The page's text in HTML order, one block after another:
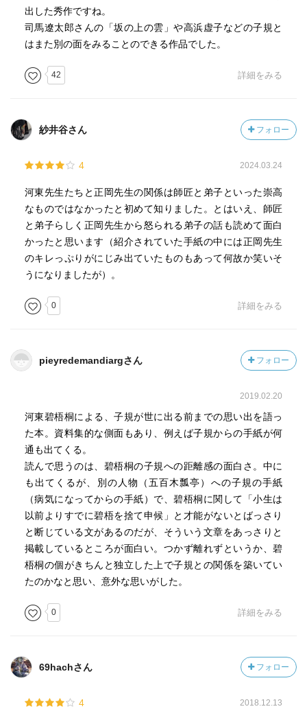
出した秀作ですね。
司馬遼太郎さんの「坂の上の雲」や高浜虚子などの子規と
はまた別の面をみることのできる作品でした。
42 詳細をみる
紗井谷さん フォロー
4 2024.03.24
河東先生たちと正岡先生の関係は師匠と弟子といった崇高
なものではなかったと初めて知りました。とはいえ、師匠
と弟子らしく正岡先生から怒られる弟子の話も読めて面白
かったと思います（紹介されていた手紙の中には正岡先生
のキレっぷりがにじみ出ていたものもあって何故か笑いそ
うになりましたが）。
0 詳細をみる
pieyredemandiargさん フォロー
2019.02.20
河東碧梧桐による、子規が世に出る前までの思い出を語っ
た本。資料集的な側面もあり、例えば子規からの手紙が何
通も出てくる。
読んで思うのは、碧梧桐の子規への距離感の面白さ。中に
も出てくるが、別の人物（五百木瓢亭）への子規の手紙
（病気になってからの手紙）で、碧梧桐に関して「小生は
以前よりすでに碧梧を捨て申候」と才能がないとばっさり
と断じている文があるのだが、そういう文章をあっさりと
掲載しているところが面白い。つかず離れずというか、碧
梧桐の個がきちんと独立した上で子規との関係を築いてい
たのかなと思い、意外な思いがした。
0 詳細をみる
69hachさん フォロー
4 2018.12.13